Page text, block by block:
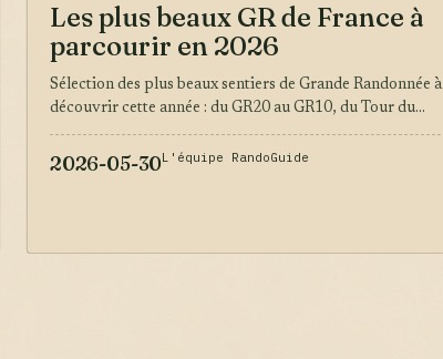
Les plus beaux GR de France à
parcourir en 2026
Sélection des plus beaux sentiers de Grande Randonnée à
découvrir cette année : du GR20 au GR10, du Tour du...
2026-05-30L'équipe RandoGuide